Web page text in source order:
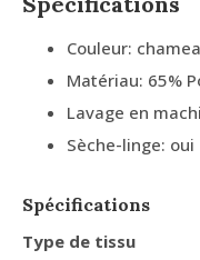
Couleur:
Matériau: 65%
Lavage en
Sèche-linge: oui
Spécifications
Type de tissu